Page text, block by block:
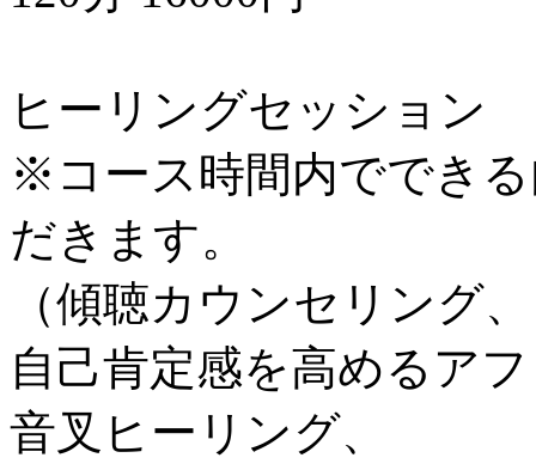
ヒーリングセッション
※コース時間内ででき
だきます。
（傾聴カウンセリング
自己肯定感を高めるア
音叉ヒーリング、